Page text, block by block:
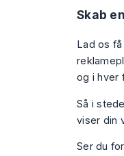
Skab
Lad os
og i hver
Så i
viser din
Ser du